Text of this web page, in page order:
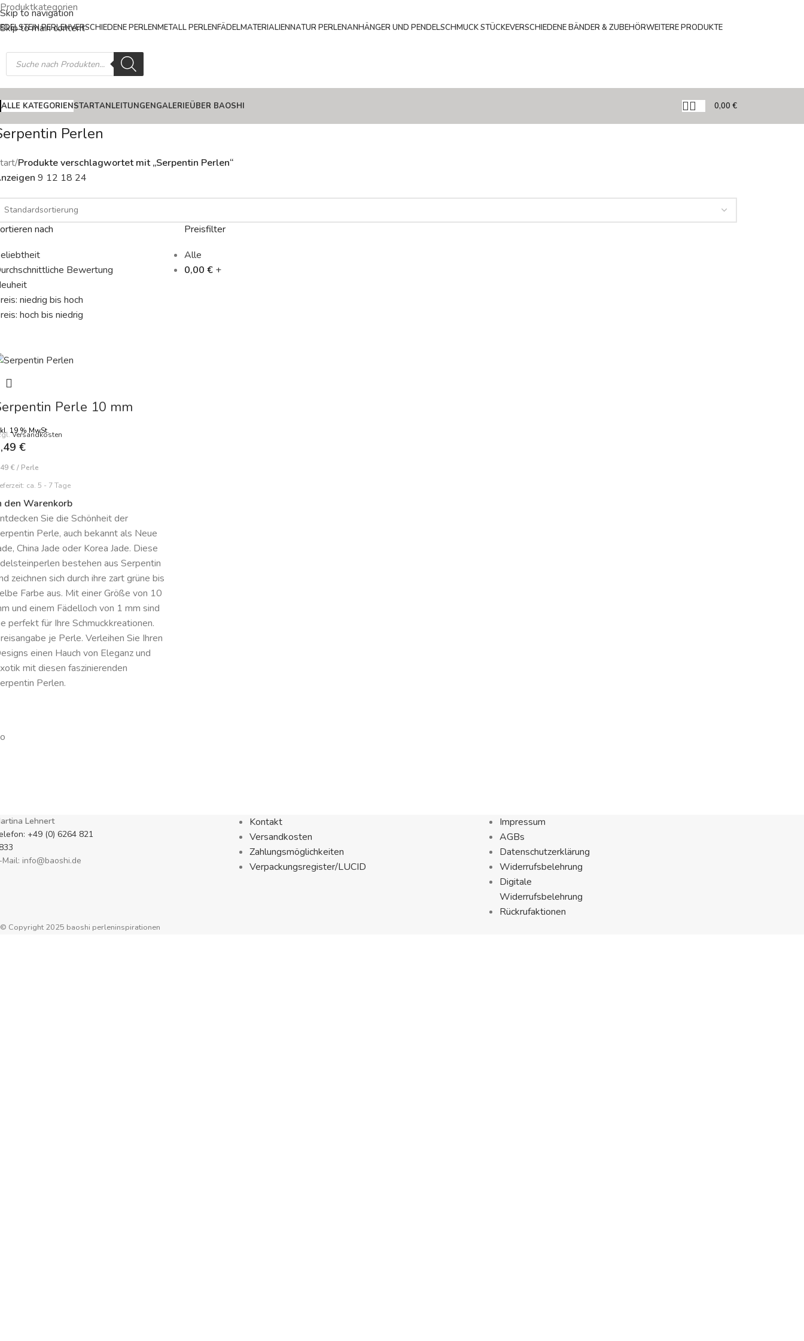
Skip to navigation
Skip to main content
Produktkategorien
EDELSTEIN PERLENVERSCHIEDENE PERLENMETALL PERLENFÄDELMATERIALIENNATUR PERLENANHÄNGER UND PENDELSCHMUCK STÜCKEVERSCHIEDENE BÄNDER & ZUBEHÖRWEITERE PRODUKTE
ALLE KATEGORIENSTARTANLEITUNGENGALERIEÜBER BAOSHI 0,00 €
Perlen
/Produkte verschlagwortet mit „Serpentin Perlen“
9 12 18 24
nach
Bewertung
niedrig bis hoch
hoch bis niedrig
Preisfilter
Alle
0,00 € +
Perle 10 mm
19 % MwSt.
Versandkosten
€
€ / Perle
ca. 5 - 7 Tage
den Warenkorb
Sie die Schönheit der
Perle, auch bekannt als Neue
China Jade oder Korea Jade. Diese
bestehen aus Serpentin
zeichnen sich durch ihre zart grüne bis
Farbe aus. Mit einer Größe von 10
und einem Fädelloch von 1 mm sind
perfekt für Ihre Schmuckkreationen.
je Perle. Verleihen Sie Ihren
einen Hauch von Eleganz und
mit diesen faszinierenden
Perlen.
Lehnert
+49 (0) 6264 821
Mail: info@baoshi.de
Kontakt
Versandkosten
Zahlungsmöglichkeiten
Verpackungsregister/LUCID
Impressum
AGBs
Datenschutzerklärung
Widerrufsbelehrung
Digitale
Widerrufsbelehrung
Rückrufaktionen
© Copyright 2025 baoshi perleninspirationen